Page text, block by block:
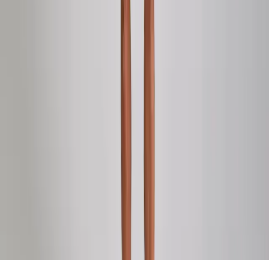
Trotseer de hitte: stijlvolle werkkledij
voor warme dagen